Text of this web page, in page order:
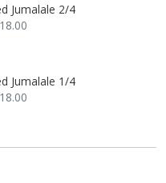
Jumalale 2/4
Jumalale 1/4